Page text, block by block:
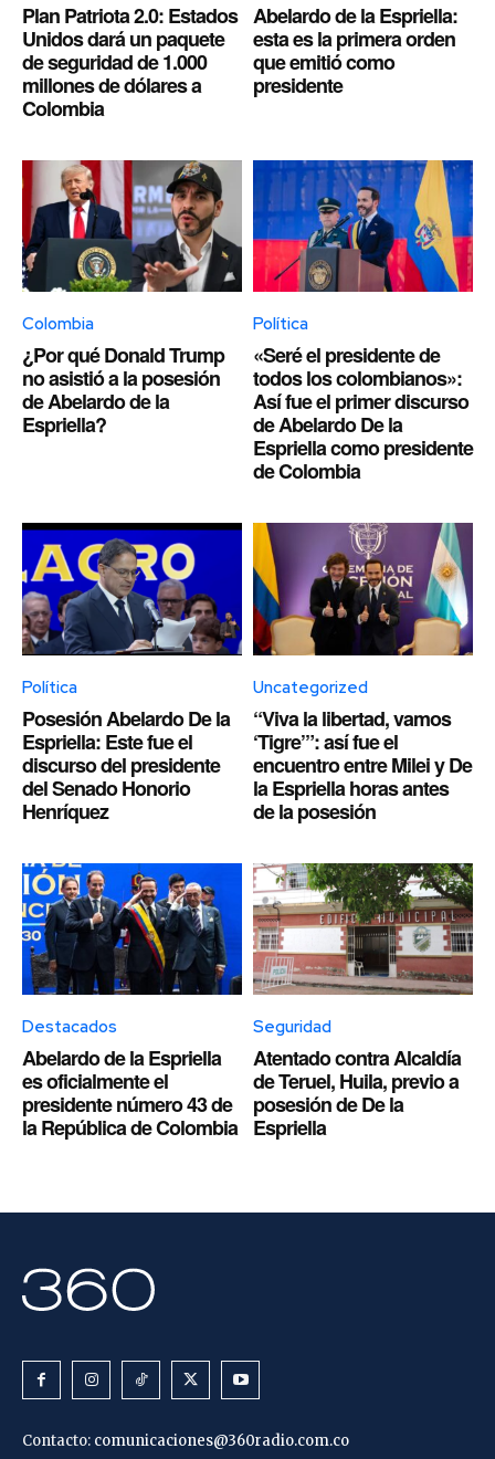
Plan Patriota 2.0: Estados
Unidos dará un paquete
de seguridad de 1.000
millones de dólares a
Colombia
Abelardo de la Espriella:
esta es la primera orden
que emitió como
presidente
Colombia
¿Por qué Donald Trump
no asistió a la posesión
de Abelardo de la
Espriella?
Política
«Seré el presidente de
todos los colombianos»:
Así fue el primer discurso
de Abelardo De la
Espriella como presidente
de Colombia
Política
Posesión Abelardo De la
Espriella: Este fue el
discurso del presidente
del Senado Honorio
Henríquez
Uncategorized
“Viva la libertad, vamos
‘Tigre’”: así fue el
encuentro entre Milei y De
la Espriella horas antes
de la posesión
Destacados
Abelardo de la Espriella
es oficialmente el
presidente número 43 de
la República de Colombia
Seguridad
Atentado contra Alcaldía
de Teruel, Huila, previo a
posesión de De la
Espriella
Contacto: comunicaciones@360radio.com.co